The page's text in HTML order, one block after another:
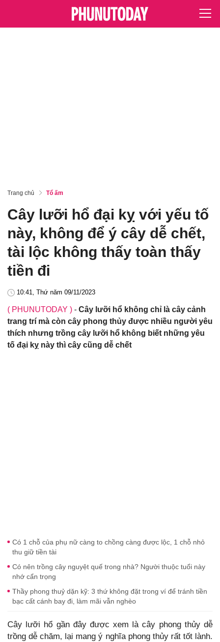
Trang chủ Tổ ấm
Cây lưỡi hổ đại kỵ với yếu tố
này, không để ý cây dễ chết,
tài lộc không thấy toàn thấy
tiền đi
10:41, Thứ năm 09/11/2023
( PHUNUTODAY ) - Cây lưỡi hổ không chỉ là cây cảnh
trang trí mà còn cây phong thủy được nhiều người yêu
thích nhưng trồng cây lưỡi hổ không biết những yêu
tố đại kỵ này thì cây cũng dễ chết
Có 1 chỗ của phụ nữ càng to chồng càng được lộc, 1 chỗ nhỏ
thu giữ tiền tài
Có nên trồng cây nguyệt quế trong nhà? Người thuộc tuổi này
nhớ cẩn trọng
Thầy phong thuỷ dặn kỹ: 3 thứ không đặt trong ví để tránh tiền
bạc cất cánh bay đi, làm mãi vẫn nghèo
Cây lưỡi hổ gần đây được xem là cây phong thủy dễ
trồng dễ chăm, lại mang ý nghĩa phong thủy rất tốt lành.